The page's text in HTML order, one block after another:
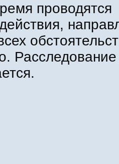
проводятся
Расследование